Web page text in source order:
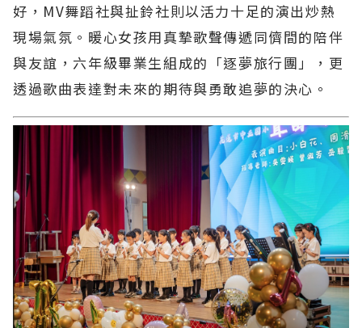
好，MV舞蹈社與扯鈴社則以活力十足的演出炒熱
現場氣氛。暖心女孩用真摯歌聲傳遞同儕間的陪伴
與友誼，六年級畢業生組成的「逐夢旅行團」，更
透過歌曲表達對未來的期待與勇敢追夢的決心。